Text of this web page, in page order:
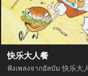
快乐大人餐